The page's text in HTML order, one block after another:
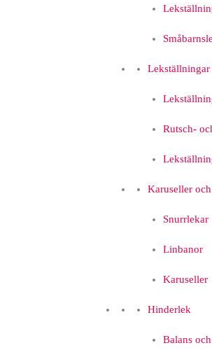
Lekställningar
Rutsch-
Karuseller
Snurrlekar
Linbanor
Karuseller
Hinderlek
Balans